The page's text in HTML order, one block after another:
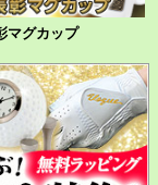
マグカップ